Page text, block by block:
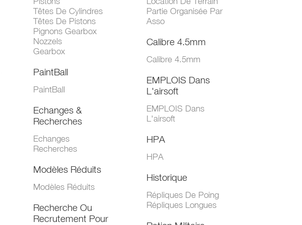
Têtes De Cylindres
Têtes De Pistons
Pignons Gearbox
Nozzels
Gearbox
PaintBall
PaintBall
Echanges &
Recherches
Echanges
Recherches
Modèles Réduits
Modèles Réduits
Recherche Ou
Recrutement Pour
Partie Organisée Par
Asso
Calibre 4.5mm
Calibre 4.5mm
EMPLOIS Dans
L'airsoft
EMPLOIS Dans
L'airsoft
HPA
HPA
Historique
Répliques De Poing
Répliques Longues